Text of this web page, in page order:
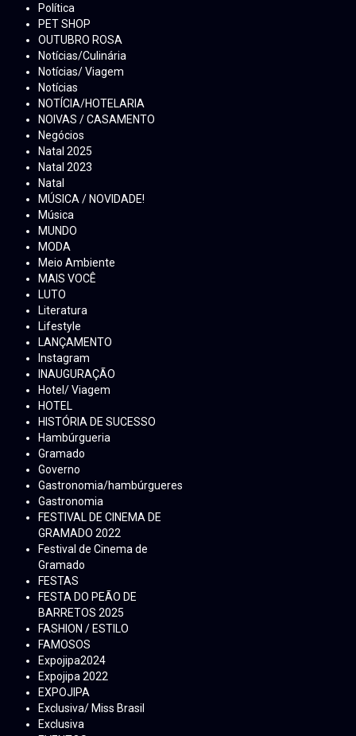
Política
PET SHOP
OUTUBRO ROSA
Notícias/Culinária
Notícias/ Viagem
Notícias
NOTÍCIA/HOTELARIA
NOIVAS / CASAMENTO
Negócios
Natal 2025
Natal 2023
Natal
MÚSICA / NOVIDADE!
Música
MUNDO
MODA
Meio Ambiente
MAIS VOCÊ
LUTO
Literatura
Lifestyle
LANÇAMENTO
Instagram
INAUGURAÇÃO
Hotel/ Viagem
HOTEL
HISTÓRIA DE SUCESSO
Hambúrgueria
Gramado
Governo
Gastronomia/hambúrgueres
Gastronomia
FESTIVAL DE CINEMA DE
GRAMADO 2022
Festival de Cinema de
Gramado
FESTAS
FESTA DO PEÃO DE
BARRETOS 2025
FASHION / ESTILO
FAMOSOS
Expojipa2024
Expojipa 2022
EXPOJIPA
Exclusiva/ Miss Brasil
Exclusiva